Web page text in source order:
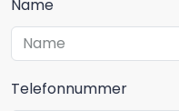
Name
Telefonnummer